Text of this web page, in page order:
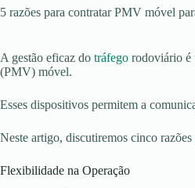
5 razões para contratar PMV móvel
A gestão eficaz do tráfego rodoviário é
(PMV) móvel.
Esses dispositivos permitem a
Neste artigo, discutiremos cinco
Flexibilidade na Operação